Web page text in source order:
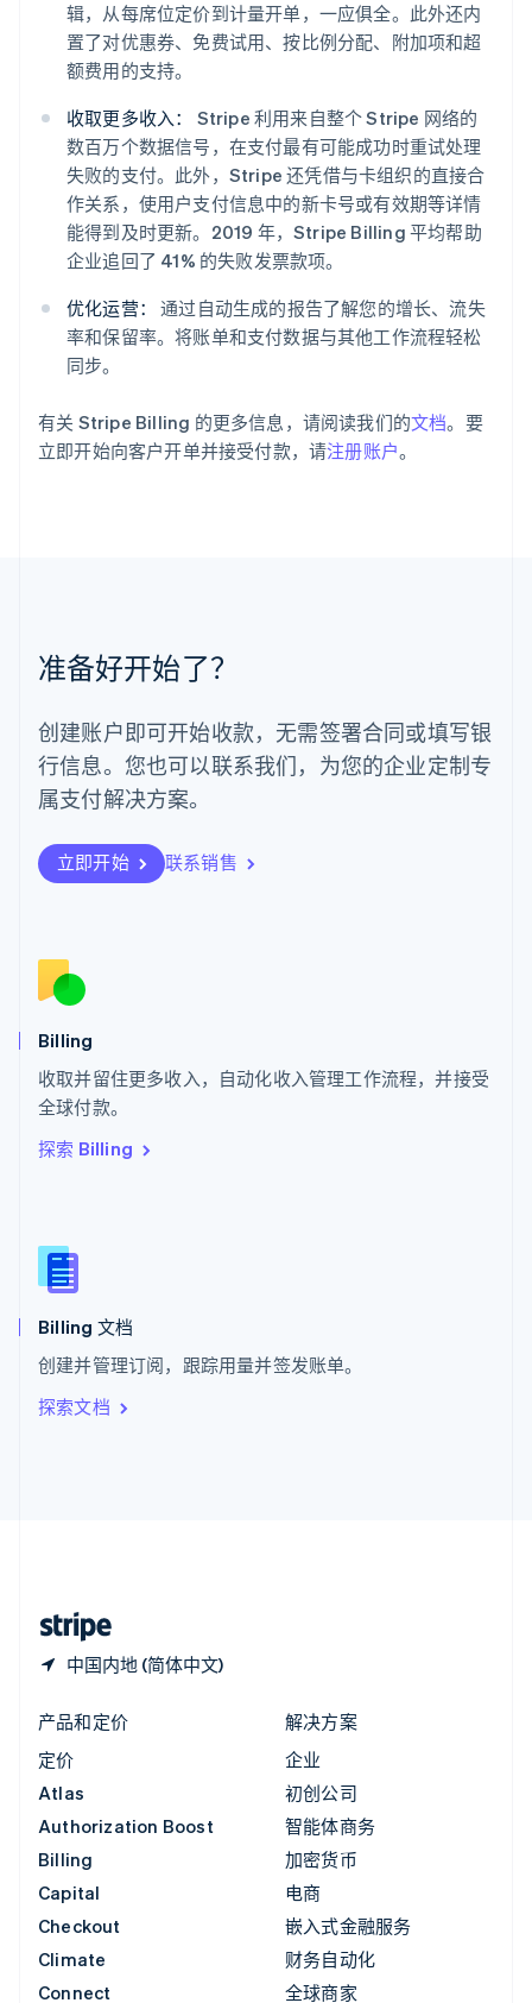
辑，从每席位定价到计量开单，一应俱全。此外还内
置了对优惠券、免费试用、按比例分配、附加项和超
额费用的支持。
收取更多收入：
Stripe 利用来自整个 Stripe 网络的
数百万个数据信号，在支付最有可能成功时重试处理
失败的支付。此外，Stripe 还凭借与卡组织的直接合
作关系，使用户支付信息中的新卡号或有效期等详情
能得到及时更新。2019 年，Stripe Billing 平均帮助
企业追回了 41% 的失败发票款项。
优化运营：
通过自动生成的报告了解您的增长、流失
率和保留率。将账单和支付数据与其他工作流程轻松
同步。
有关 Stripe Billing 的更多信息，请阅读我们的文档。要
立即开始向客户开单并接受付款，请注册账户。
准备好开始了？
创建账户即可开始收款，无需签署合同或填写银
行信息。您也可以联系我们，为您的企业定制专
属支付解决方案。
立即开始 联系销售
Billing
收取并留住更多收入，自动化收入管理工作流程，并接受
全球付款。
探索 Billing
Billing 文档
创建并管理订阅，跟踪用量并签发账单。
探索文档
中国内地 (简体中文)
EnglishSvenska
荷兰
NederlandsEnglish
English Français
捷克
English
克罗地亚
English Italiano
拉脱维亚
English
English
列支敦士登
Deutsch English
卢森堡
罗马尼亚
English
挪威
葡萄牙
Português English
日本
日本語English
瑞典
瑞士
DeutschFrançais
English
斯洛文尼亚
泰国
ไทยEnglish
希腊
English
西班牙
新西兰
English
匈牙利
English
ItalianoEnglish
印度
English
产品和定价
定价
Atlas
Authorization Boost
Billing
Capital
Checkout
Climate
Connect
解决方案
企业
初创公司
智能体商务
加密货币
电商
嵌入式金融服务
财务自动化
全球商家